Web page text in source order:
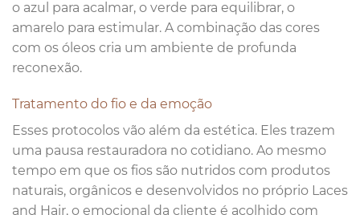
o azul para acalmar, o verde para equilibrar, o
amarelo para estimular. A combinação das cores
com os óleos cria um ambiente de profunda
reconexão.
Tratamento do fio e da emoção
Esses protocolos vão além da estética. Eles trazem
uma pausa restauradora no cotidiano. Ao mesmo
tempo em que os fios são nutridos com produtos
naturais, orgânicos e desenvolvidos no próprio Laces
and Hair, o emocional da cliente é acolhido com